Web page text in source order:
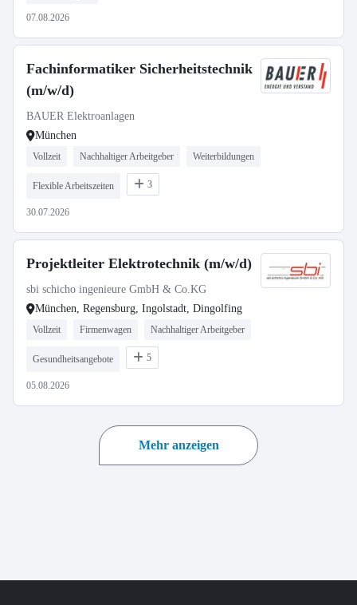
07.08.2026
Fachinformatiker Sicherheitstechnik
(m/w/d)
BAUER Elektroanlagen
München
Vollzeit Nachhaltiger Arbeitgeber Weiterbildungen
Flexible Arbeitszeiten 3
30.07.2026
Projektleiter Elektrotechnik (m/w/d)
sbi schicho ingenieure GmbH & Co.KG
München, Regensburg, Ingolstadt, Dingolfing
Vollzeit Firmenwagen Nachhaltiger Arbeitgeber
Gesundheitsangebote 5
05.08.2026
Mehr anzeigen